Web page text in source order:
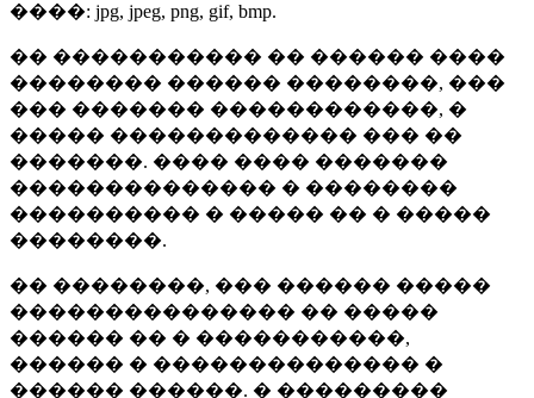
����: jpg, jpeg, png, gif, bmp.
�� ����������� �� ������ ����
�������� ������ ��������, ���
��� ������� ������������, �
����� ������������� ��� ��
�������. ���� ���� �������
�������������� � ��������
���������� � ����� �� � �����
��������.
�� ��������, ��� ������ �����
��������������� �� �����
������ �� � �����������,
������ � �������������� �
������ ������. � ���������